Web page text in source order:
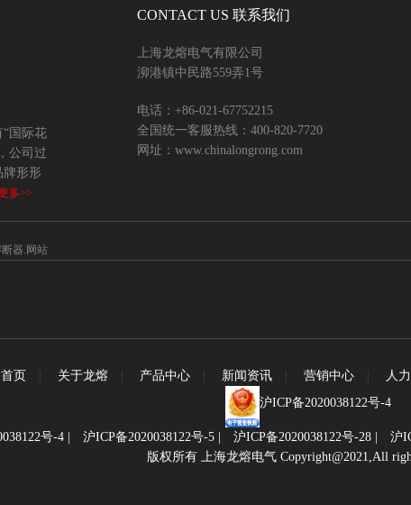
国际花
公司过
牌形形
多>>
CONTACT US 联系我们
上海龙熔电气有限公司
泖港镇中民路559弄1号
电话：+86-021-67752215
全国统一客服热线：400-820-7720
网址：www.chinalongrong.com
器.网站
首页 关于龙熔 产品中心 新闻资讯 营销中心 人
沪ICP备2020038122号-4
号-4| 沪ICP备2020038122号-5| 沪ICP备2020038122号-28| 沪
版权所有 上海龙熔电气 Copyright@2021,All